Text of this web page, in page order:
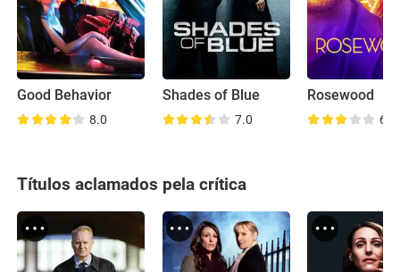
Good Behavior
8.0
Shades of Blue
7.0
Rosewood
6.8
Títulos aclamados pela crítica